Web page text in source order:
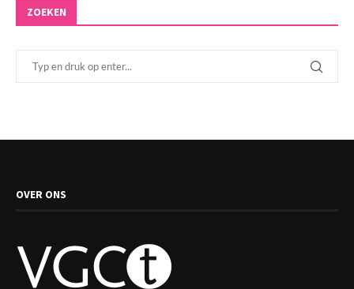
ZOEKEN
OVER ONS